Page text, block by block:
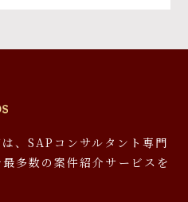
ゼント発送等
いては、一部お返しで
のでご了承ください。
った場合に生じる結
いただかない場合は、本
、SAPコンサルタント専門
多数の案件紹介サービスを